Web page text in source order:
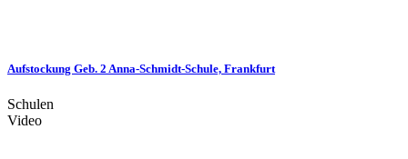
Aufstockung Geb. 2 Anna-Schmidt-Schule, Frankfurt
Schulen
Video